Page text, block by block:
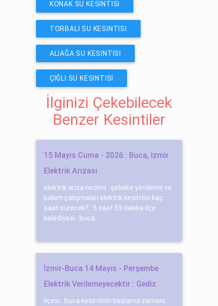
KONAK SU KESINTISI
TORBALI SU KESINTISI
ALIAĞA SU KESINTISI
ÇIĞLI SU KESINTISI
İlginizi Çekebilecek
Benzer Kesintiler
15 Mayıs Cuma - 2026 : Buca, İzmir
Elektrik Arızası
elektrik arıza nedeni : şebeke yenileme ve
bakım çalışmaları elektrik kesintisi kaç
saat sürecek? : 5 saat 59 dakika ilçe
belediyesi : buca...
İzmir-Buca 14 Mayıs - Perşembe
Elektrik Verilemeyecektir : Gediz
ilçesi : buca kesintinin başlama zamanı :